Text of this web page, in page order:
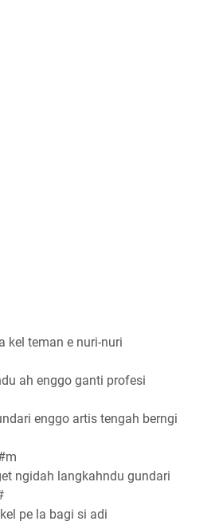
kel teman e nuri-nuri
ah enggo ganti profesi
enggo artis tengah berngi
ngidah langkahndu gundari
pe la bagi si adi